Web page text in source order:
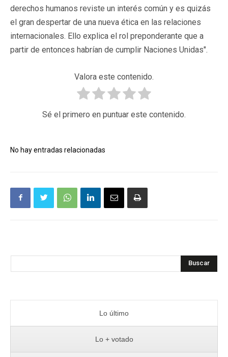
derechos humanos reviste un interés común y es quizás
el gran despertar de una nueva ética en las relaciones
internacionales. Ello explica el rol preponderante que a
partir de entonces habrían de cumplir Naciones Unidas".
Valora este contenido.
Sé el primero en puntuar este contenido.
No hay entradas relacionadas
Buscar
Lo último
Lo + votado